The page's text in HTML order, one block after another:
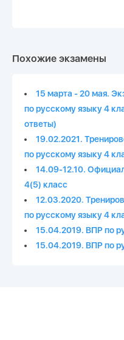
Похожие экзамены
15 марта - 20 мая.
по русскому языку 4
ответы)
19.02.2021.
по русскому языку 4
14.09-12.10.
4(5) класс
12.03.2020.
по русскому языку 4
15.04.2019. ВПР по
15.04.2019. ВПР по